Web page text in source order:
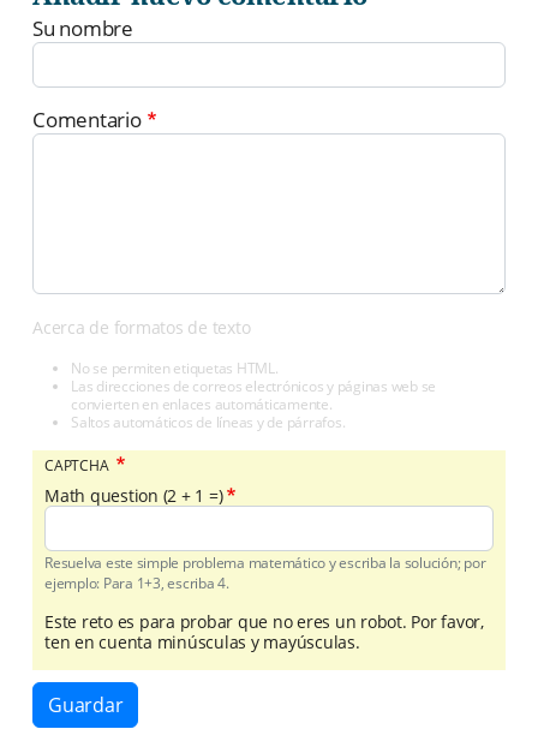
Su nombre
Comentario
Acerca de formatos de texto
No se permiten etiquetas HTML.
Las direcciones de correos electrónicos y páginas web se
convierten en enlaces automáticamente.
Saltos automáticos de líneas y de párrafos.
CAPTCHA
Math question (2 + 1 =)
Resuelva este simple problema matemático y escriba la solución; por
ejemplo: Para 1+3, escriba 4.
Este reto es para probar que no eres un robot. Por favor,
ten en cuenta minúsculas y mayúsculas.
Guardar